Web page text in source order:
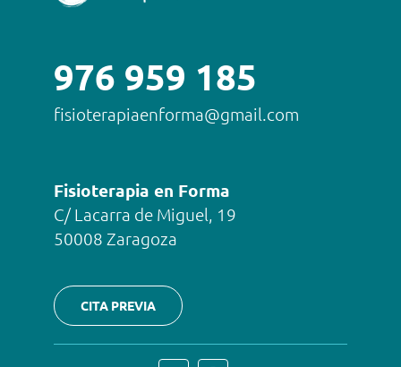
976 959 185
fisioterapiaenforma@gmail.com
Fisioterapia en Forma
C/ Lacarra de Miguel, 19
50008 Zaragoza
CITA PREVIA